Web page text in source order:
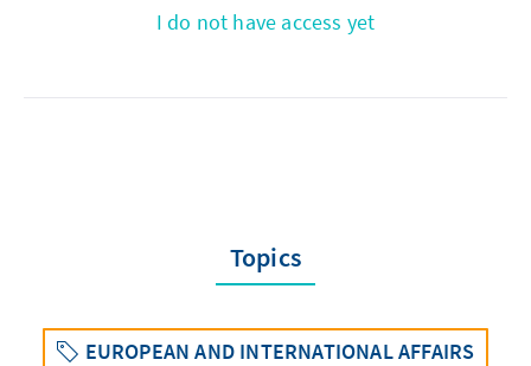
I do not have access yet
Topics
EUROPEAN AND INTERNATIONAL AFFAIRS